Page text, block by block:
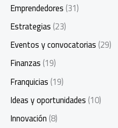
Emprendedores(31)
Estrategias(23)
Eventos y convocatorias(29)
Finanzas(19)
Franquicias(19)
Ideas y oportunidades(10)
Innovación(8)